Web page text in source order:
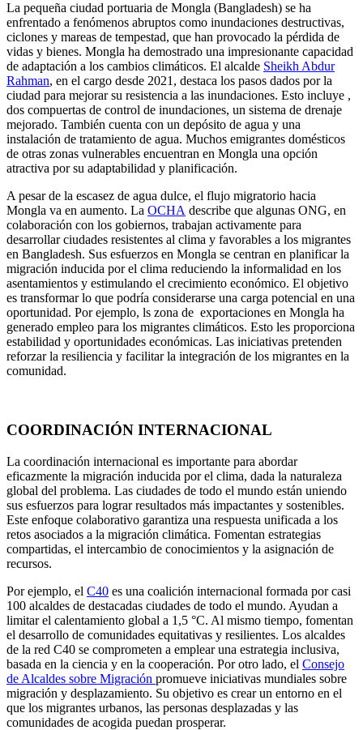
La pequeña ciudad portuaria de Mongla (Bangladesh) se ha
enfrentado a fenómenos abruptos como inundaciones destructivas,
ciclones y mareas de tempestad, que han provocado la pérdida de
vidas y bienes. Mongla ha demostrado una impresionante capacidad
de adaptación a los cambios climáticos. El alcalde Sheikh Abdur
Rahman, en el cargo desde 2021, destaca los pasos dados por la
ciudad para mejorar su resistencia a las inundaciones. Esto incluye ,
dos compuertas de control de inundaciones, un sistema de drenaje
mejorado. También cuenta con un depósito de agua y una
instalación de tratamiento de agua. Muchos emigrantes domésticos
de otras zonas vulnerables encuentran en Mongla una opción
atractiva por su adaptabilidad y planificación.
A pesar de la escasez de agua dulce, el flujo migratorio hacia
Mongla va en aumento. La OCHA describe que algunas ONG, en
colaboración con los gobiernos, trabajan activamente para
desarrollar ciudades resistentes al clima y favorables a los migrantes
en Bangladesh. Sus esfuerzos en Mongla se centran en planificar la
migración inducida por el clima reduciendo la informalidad en los
asentamientos y estimulando el crecimiento económico. El objetivo
es transformar lo que podría considerarse una carga potencial en una
oportunidad. Por ejemplo, ls zona de exportaciones en Mongla ha
generado empleo para los migrantes climáticos. Esto les proporciona
estabilidad y oportunidades económicas. Las iniciativas pretenden
reforzar la resiliencia y facilitar la integración de los migrantes en la
comunidad.
COORDINACIÓN INTERNACIONAL
La coordinación internacional es importante para abordar
eficazmente la migración inducida por el clima, dada la naturaleza
global del problema. Las ciudades de todo el mundo están uniendo
sus esfuerzos para lograr resultados más impactantes y sostenibles.
Este enfoque colaborativo garantiza una respuesta unificada a los
retos asociados a la migración climática. Fomentan estrategias
compartidas, el intercambio de conocimientos y la asignación de
recursos.
Por ejemplo, el C40 es una coalición internacional formada por casi
100 alcaldes de destacadas ciudades de todo el mundo. Ayudan a
limitar el calentamiento global a 1,5 °C. Al mismo tiempo, fomentan
el desarrollo de comunidades equitativas y resilientes. Los alcaldes
de la red C40 se comprometen a emplear una estrategia inclusiva,
basada en la ciencia y en la cooperación. Por otro lado, el Consejo
de Alcaldes sobre Migración promueve iniciativas mundiales sobre
migración y desplazamiento. Su objetivo es crear un entorno en el
que los migrantes urbanos, las personas desplazadas y las
comunidades de acogida puedan prosperar.